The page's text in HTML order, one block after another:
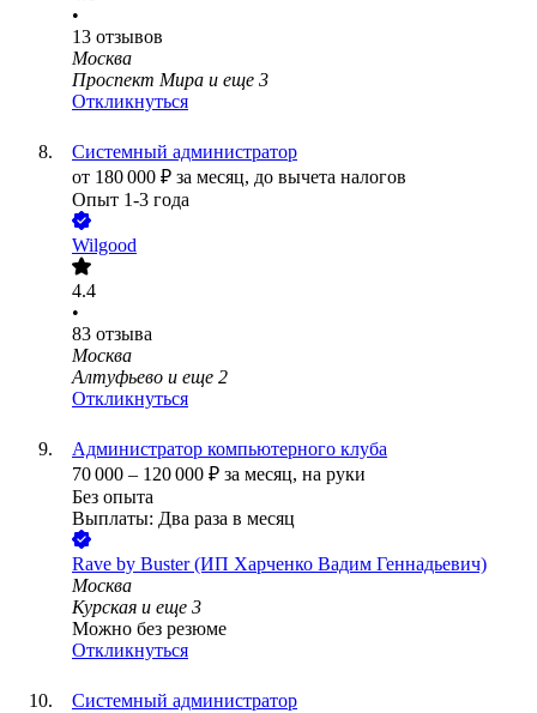
•
13 отзывов
Москва
Проспект Мира и еще 3
Откликнуться
Системный администратор
от 180 000 ₽ за месяц, до вычета налогов
Опыт 1-3 года
Wilgood
4.4
•
83 отзыва
Москва
Алтуфьево и еще 2
Откликнуться
Администратор компьютерного клуба
70 000 – 120 000 ₽ за месяц, на руки
Без опыта
Выплаты: Два раза в месяц
Rave by Buster (ИП Харченко Вадим Геннадьевич)
Москва
Курская и еще 3
Можно без резюме
Откликнуться
Системный администратор